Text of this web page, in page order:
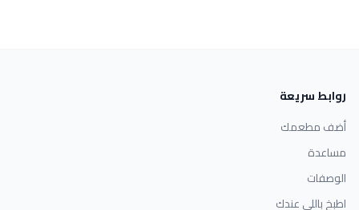
روابط سريعة
أضف مطعمك
مساعدة
الوصفات
اطبخ باللي عندك